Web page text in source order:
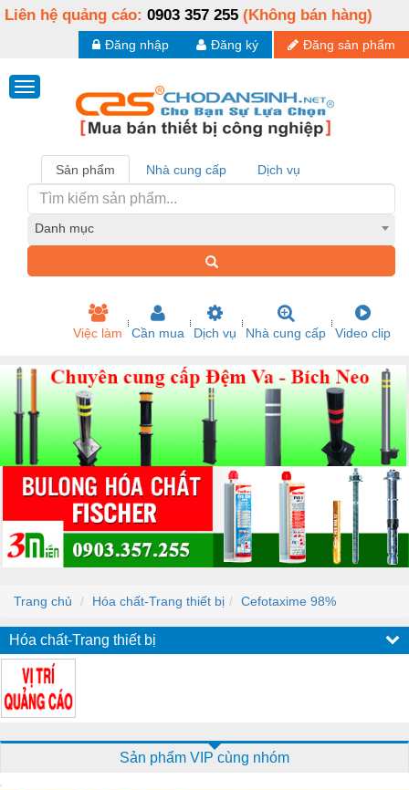
Liên hệ quảng cáo: 0903 357 255 (Không bán hàng)
Đăng sản phẩm
Đăng ký
Đăng nhập
Sản phẩm Nhà cung cấp Dịch vụ
Danh mục
Việc làm Cần mua Dịch vụ Nhà cung cấp Video clip
Trang chủ Hóa chất-Trang thiết bị Cefotaxime 98%
Hóa chất-Trang thiết bị
Sản phẩm VIP cùng nhóm